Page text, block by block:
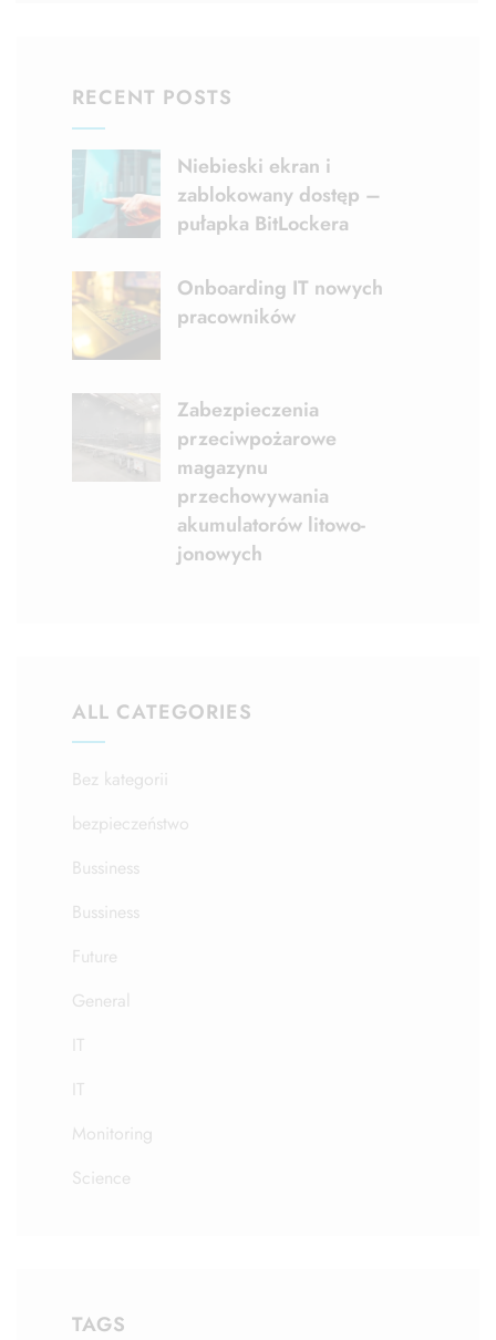
RECENT POSTS
Niebieski ekran i
zablokowany dostęp –
pułapka BitLockera
Onboarding IT nowych
pracowników
Zabezpieczenia
przeciwpożarowe
magazynu
przechowywania
akumulatorów litowo-
jonowych
ALL CATEGORIES
Bez kategorii
bezpieczeństwo
Bussiness
Bussiness
Future
General
IT
IT
Monitoring
Science
TAGS